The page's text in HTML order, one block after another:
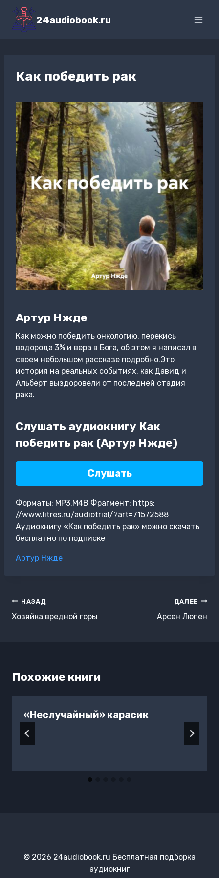
Перейти
содержимому
24audiobook.ru
Как победить рак
Артур Нжде
Как можно победить онкологию, перекись
водорода 3% и вера в Бога, об этом я написал в
своем небольшом рассказе подробно.Это
история на реальных событиях, как Давид и
Альберт выздоровели от последней стадия
рака.
Слушать аудиокнигу Как
победить рак (Артур Нжде)
Слушать
Форматы: MP3,M4B Фрагмент: https:
//www.litres.ru/audiotrial/?art=71572588
Аудиокнигу «Как победить рак» можно скачать
бесплатно по подписке
Метки
Артур Нжде
Навигация
по
НАЗАД
Хозяйка вредной горы
ДАЛЕЕ
Арсен Люпен
Похожие книги
«Неслучайный» карасик
© 2026 24audiobook.ru Бесплатная подборка
аудиокниг